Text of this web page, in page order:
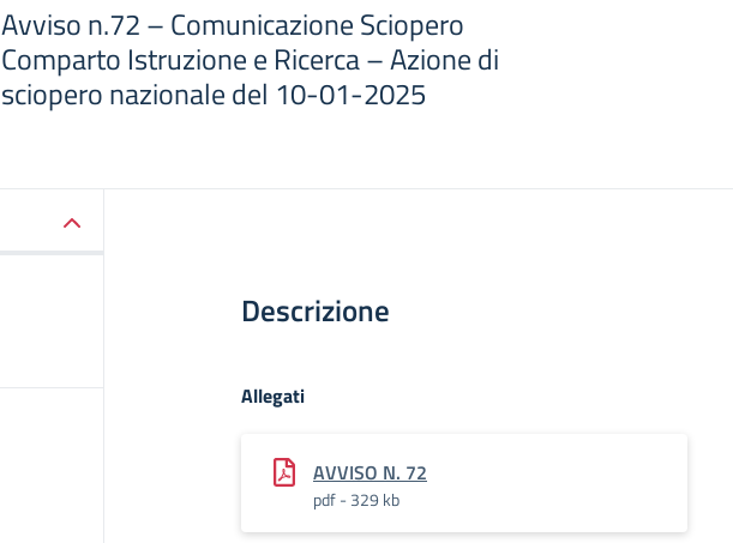
Avviso n.72 – Comunicazione Sciopero
Comparto Istruzione e Ricerca – Azione di
sciopero nazionale del 10-01-2025
Descrizione
Allegati
AVVISO N. 72
pdf - 329 kb